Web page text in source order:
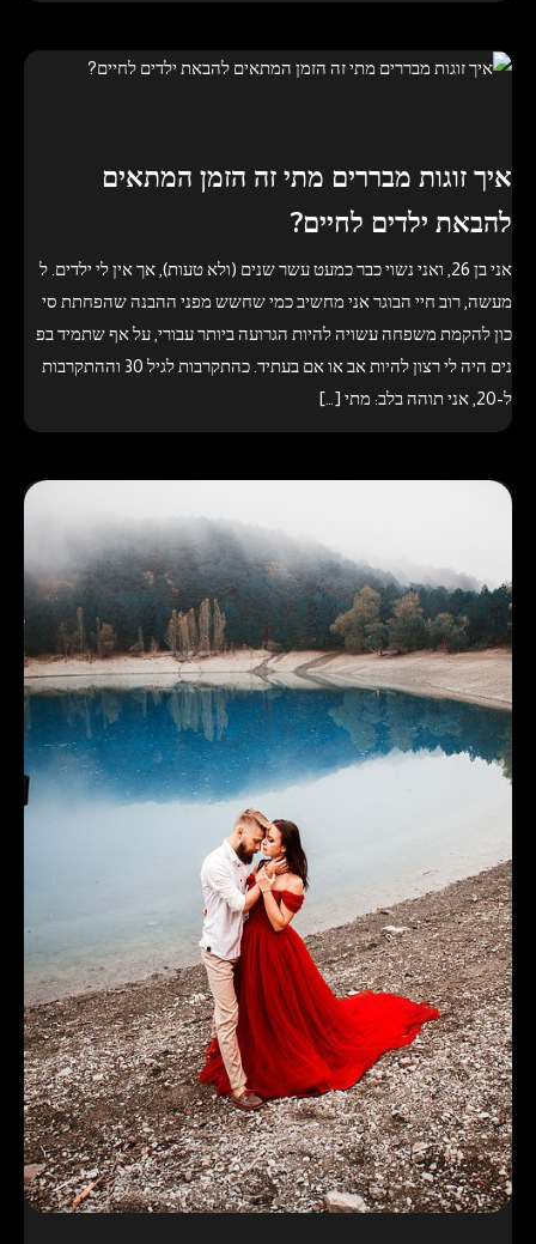
איך זוגות מבררים מתי זה הזמן המתאים
להבאת ילדים לחיים?
אני בן 26, ואני נשוי כבר כמעט עשר שנים (ולא טעות), אך אין לי ילדים. ל
מעשה, רוב חיי הבוגר אני מחשיב כמי שחשש מפני ההבנה שהפחתת סי
כון להקמת משפחה עשויה להיות הגרועה ביותר עבורי, על אף שתמיד בפ
נים היה לי רצון להיות אב או אם בעתיד. כהתקרבות לגיל 30 וההתקרבות
ל-20, אני תוהה בלב: מתי […]